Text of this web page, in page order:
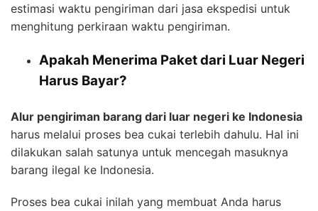
estimasi waktu pengiriman dari jasa ekspedisi untuk
menghitung perkiraan waktu pengiriman.
Apakah Menerima Paket dari Luar Negeri
Harus Bayar?
Alur pengiriman barang dari luar negeri ke Indonesia
harus melalui proses bea cukai terlebih dahulu. Hal ini
dilakukan salah satunya untuk mencegah masuknya
barang ilegal ke Indonesia.
Proses bea cukai inilah yang membuat Anda harus